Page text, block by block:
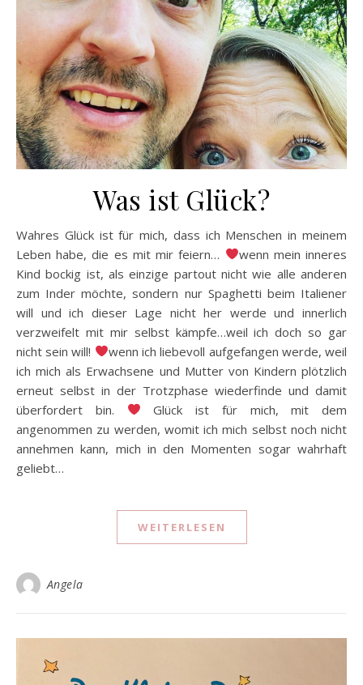
Was ist Glück?
Wahres Glück ist für mich, dass ich Menschen in meinem
Leben habe, die es mit mir feiern…
wenn mein inneres
Kind bockig ist, als einzige partout nicht wie alle anderen
zum Inder möchte, sondern nur Spaghetti beim Italiener
will und ich dieser Lage nicht her werde und innerlich
verzweifelt mit mir selbst kämpfe…weil ich doch so gar
nicht sein will!
wenn ich liebevoll aufgefangen werde, weil
ich mich als Erwachsene und Mutter von Kindern plötzlich
erneut selbst in der Trotzphase wiederfinde und damit
überfordert bin.
Glück ist für mich, mit dem
angenommen zu werden, womit ich mich selbst noch nicht
annehmen kann, mich in den Momenten sogar wahrhaft
geliebt…
WEITERLESEN
Angela